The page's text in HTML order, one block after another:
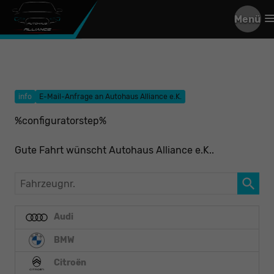
Menü
info E-Mail-Anfrage an Autohaus Alliance e.K.
%configuratorstep%
Gute Fahrt wünscht Autohaus Alliance e.K..
Fahrzeugnr.
Audi
BMW
Citroën